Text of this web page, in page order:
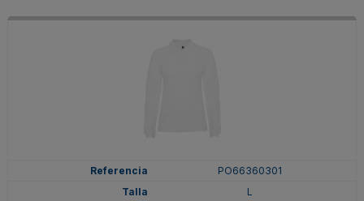
PO66360301
L